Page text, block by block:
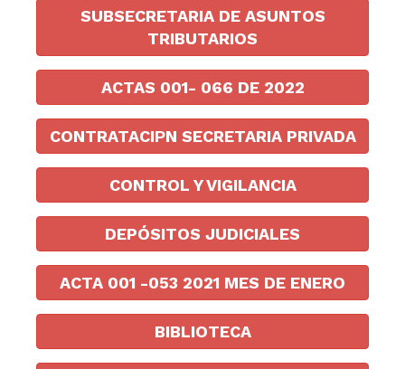
SUBSECRETARIA DE ASUNTOS
TRIBUTARIOS
ACTAS 001- 066 DE 2022
CONTRATACIРN SECRETARIA PRIVADA
CONTROL Y VIGILANCIA
DEPÓSITOS JUDICIALES
ACTA 001 -053 2021 MES DE ENERO
BIBLIOTECA